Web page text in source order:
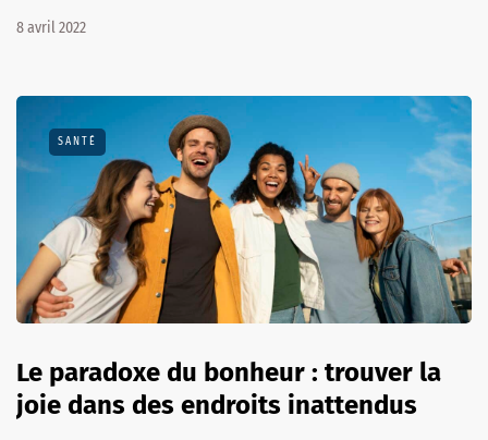
8 avril 2022
SANTÉ
Le paradoxe du bonheur : trouver la
joie dans des endroits inattendus